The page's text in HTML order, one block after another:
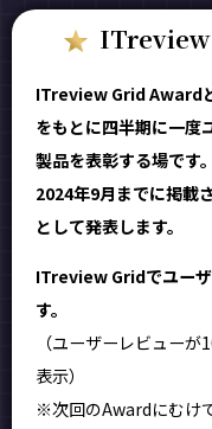
ITreview
ITreview Grid Award
をもとに四半期に一度
製品を表彰する場です。
2024年9月までに掲載
として発表します。
ITreview Gridでユー
す。
（ユーザーレビュー
表示）
※次回のAwardにむけ